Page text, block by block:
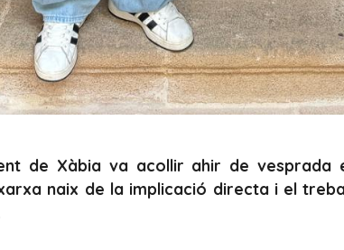
de Xàbia va acollir ahir de
naix de la implicació directa i el